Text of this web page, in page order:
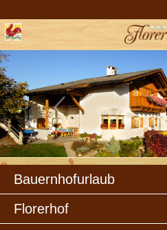
Bauernhofurlaub
Florerhof